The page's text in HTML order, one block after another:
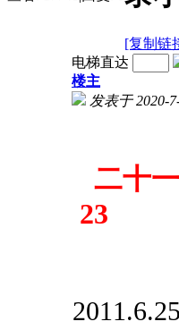
[复制链
电梯直达
楼主
发表于 2020-
二十